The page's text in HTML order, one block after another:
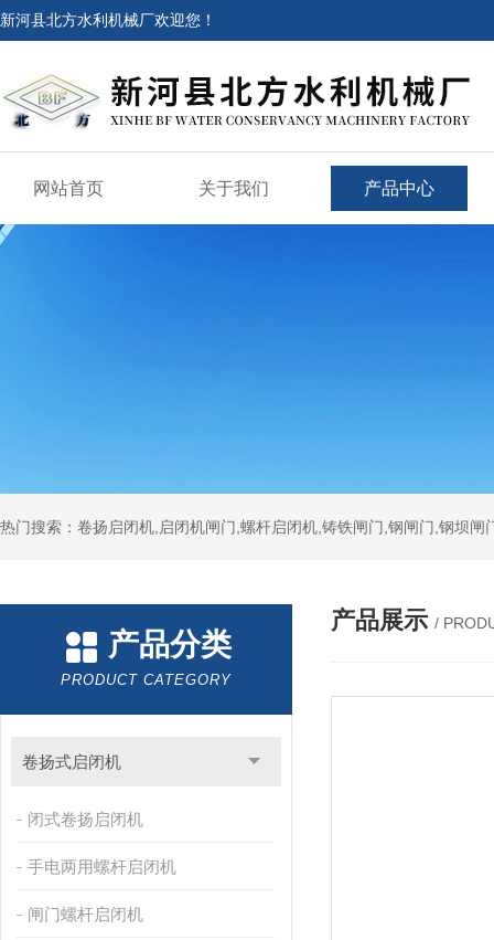
新河县北方水利机械厂欢迎您！
网站首页 关于我们 产品中心
热门搜索：卷扬启闭机,启闭机闸门,螺杆启闭机,铸铁闸门,钢闸门,钢坝
产品分类
PRODUCT CATEGORY
卷扬式启闭机
闭式卷扬启闭机
手电两用螺杆启闭机
闸门螺杆启闭机
产品展示 /